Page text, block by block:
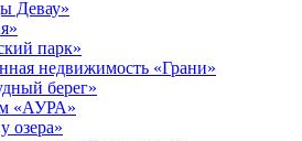
Девау»
парк»
недвижимость «Грани»
берег»
«АУРА»
озера»